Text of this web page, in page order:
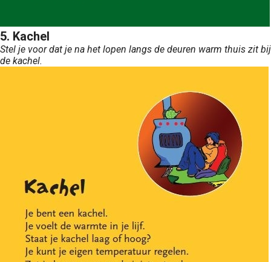
5. Kachel
Stel je voor dat je na het lopen langs de deuren warm thuis zit bij
de kachel.